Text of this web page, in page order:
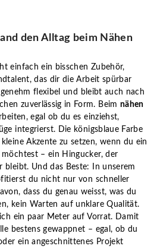
den Alltag beim Nähen
einfach ein bisschen Zubehör,
das dir die Arbeit spürbar
flexibel und bleibt auch nach
zuverlässig in Form. Beim nähen
egal ob du es einziehst,
integrierst. Die königsblaue Farbe
Akzente zu setzen, wenn du ein
– ein Hingucker, der
Und das Beste: In unserem
du nicht nur von schneller
dass du genau weisst, was du
kein Warten auf unklare Qualität.
ein paar Meter auf Vorrat. Damit
bestens gewappnet – egal, ob du
ein angeschnittenes Projekt